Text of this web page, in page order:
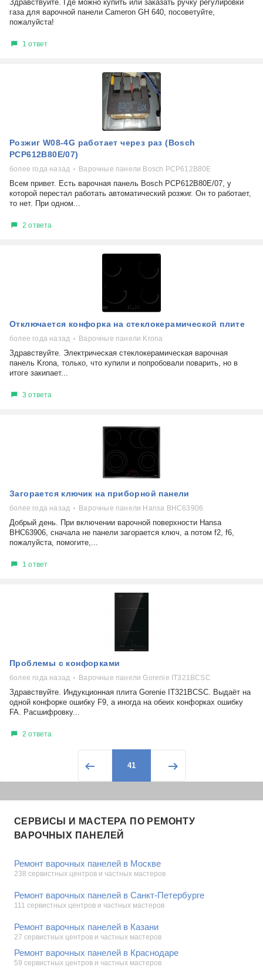
Здравствуйте. Где можно купить или заказать ручку регулировки
газа для варочной панели Cameron GH 640, посоветуйте,
пожалуйста!
1 ответ
Розжиг W08-4G работает через раз (Bosch
PCP612B80E/07)
более года назад Варочные панели Bosch PCP612B80E
Всем привет. Есть варочная панель Bosch PCP612B80E/07, у
которой перестал работать автоматический розжиг. Он то работает,
то нет. При одном...
2 ответа
Отключается конфорка на стеклокерамической плите
более года назад Варочные панели Krona
Здравствуйте. Электрическая стеклокерамическая варочная
панель Krona, только, что купили и попробовали поварить, но в
итоге закипает...
3 ответа
Загорается ключик на приборной панели
более года назад Варочные панели Hansa BHC63906
Добрый день. При включении варочной поверхности Hansa
BHC63906, сначала не панели загорается ключ, а потом f2, f6,
пожалуйста, помогите,...
1 ответ
Проблемы с конфорками
более года назад Варочные панели Gorenie IT321BCSC
Здравствуйте. Индукционная плита Gorenie IT321BCSC. Выдаёт на
одной конфорке ошибку F9, а иногда на обеих конфорках ошибку
FA. Расшифровку...
2 ответа
41
СЕРВИСЫ И МАСТЕРА ПО РЕМОНТУ
ВАРОЧНЫХ ПАНЕЛЕЙ
Ремонт варочных панелей в Москве
238 сервистных центров и частных мастеров
Ремонт варочных панелей в Санкт-Петербурге
111 сервистных центров и частных мастеров
Ремонт варочных панелей в Казани
27 сервистных центров и частных мастеров
Ремонт варочных панелей в Краснодаре
59 сервистных центров и частных мастеров